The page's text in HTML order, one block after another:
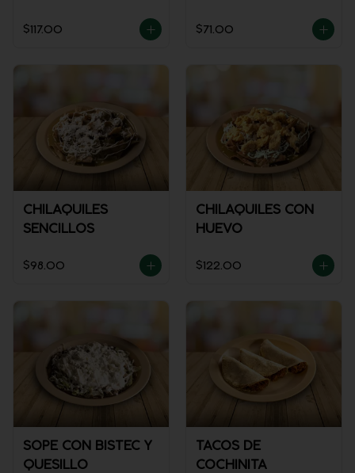
$117.00 $71.00
CHILAQUILES
SENCILLOS
$98.00
CHILAQUILES CON
HUEVO
$122.00
SOPE CON BISTEC Y
QUESILLO
TACOS DE
COCHINITA